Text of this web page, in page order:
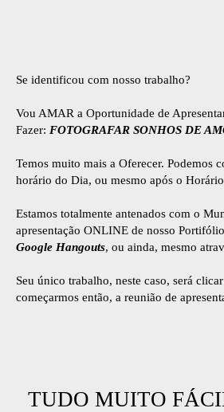
Se identificou com nosso trabalho?
Vou AMAR a Oportunidade de
Fazer: FOTOGRAFAR SONHOS DE
Temos muito mais a Oferecer. Podemos
horário do Dia, ou mesmo após o
Estamos totalmente antenados com o
apresentação ONLINE de nosso
Google Hangouts, ou ainda, mesmo
Seu único trabalho, neste caso, será
começarmos então, a reunião de
TUDO MUITO